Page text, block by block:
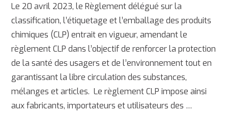
AFFICHER
Le 20 avril 2023, le Règlement délégué sur la
classification, l’étiquetage et l’emballage des produits
chimiques (CLP) entrait en vigueur, amendant le
règlement CLP dans l’objectif de renforcer la protection
de la santé des usagers et de l’environnement tout en
garantissant la libre circulation des substances,
mélanges et articles. Le règlement CLP impose ainsi
aux fabricants, importateurs et utilisateurs des …